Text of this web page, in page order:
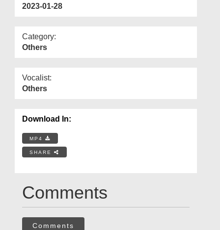
2023-01-28
Category:
Others
Vocalist:
Others
Download In:
MP4
SHARE
Comments
Comments